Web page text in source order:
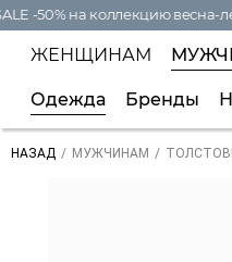
-50% на коллекцию весна-
ЖЕНЩИНАМ
Одежда Бренды
НАЗАД / МУЖЧИНАМ /